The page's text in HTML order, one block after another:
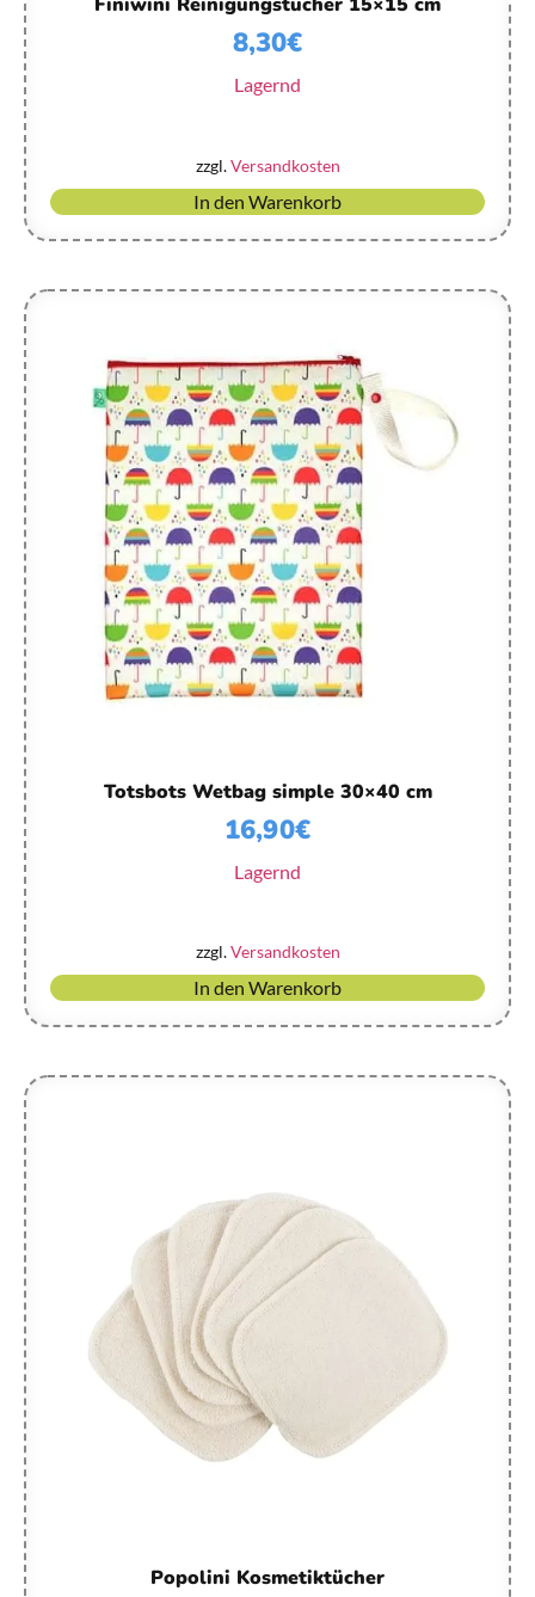
8,30€
Lagernd
zzgl.Versandkosten
In den Warenkorb
Totsbots Wetbag simple 30×40 cm
16,90€
Lagernd
zzgl.Versandkosten
In den Warenkorb
Popolini Kosmetiktücher